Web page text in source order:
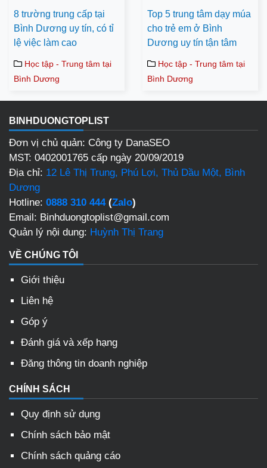
8 trường trung cấp tại
Bình Dương uy tín, có tỉ
lệ việc làm cao
Học tập - Trung tâm tại
Bình Dương
Top 5 trung tâm dạy múa
cho trẻ em ở Bình
Dương uy tín tận tâm
Học tập - Trung tâm tại
Bình Dương
BINHDUONGTOPLIST
Đơn vị chủ quản: Công ty DanaSEO
MST: 0402001765 cấp ngày 20/09/2019
Địa chỉ: 12 Lê Thị Trung, Phú Lợi, Thủ Dầu Một, Bình
Dương
Hotline: 0888 310 444(Zalo)
Email: Binhduongtoplist@gmail.com
Quản lý nội dung: Huỳnh Thị Trang
VỀ CHÚNG TÔI
Giới thiệu
Liên hệ
Góp ý
Đánh giá và xếp hạng
Đăng thông tin doanh nghiệp
CHÍNH SÁCH
Quy định sử dụng
Chính sách bảo mật
Chính sách quảng cáo